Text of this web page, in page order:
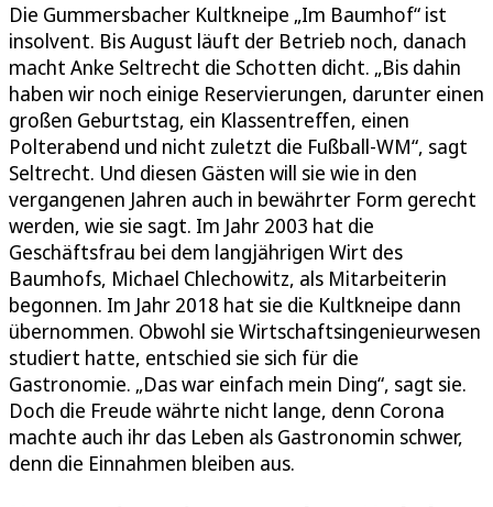
Die Gummersbacher Kultkneipe „Im Baumhof“ ist
insolvent. Bis August läuft der Betrieb noch, danach
macht Anke Seltrecht die Schotten dicht. „Bis dahin
haben wir noch einige Reservierungen, darunter einen
großen Geburtstag, ein Klassentreffen, einen
Polterabend und nicht zuletzt die Fußball-WM“, sagt
Seltrecht. Und diesen Gästen will sie wie in den
vergangenen Jahren auch in bewährter Form gerecht
werden, wie sie sagt. Im Jahr 2003 hat die
Geschäftsfrau bei dem langjährigen Wirt des
Baumhofs, Michael Chlechowitz, als Mitarbeiterin
begonnen. Im Jahr 2018 hat sie die Kultkneipe dann
übernommen. Obwohl sie Wirtschaftsingenieurwesen
studiert hatte, entschied sie sich für die
Gastronomie. „Das war einfach mein Ding“, sagt sie.
Doch die Freude währte nicht lange, denn Corona
machte auch ihr das Leben als Gastronomin schwer,
denn die Einnahmen bleiben aus.